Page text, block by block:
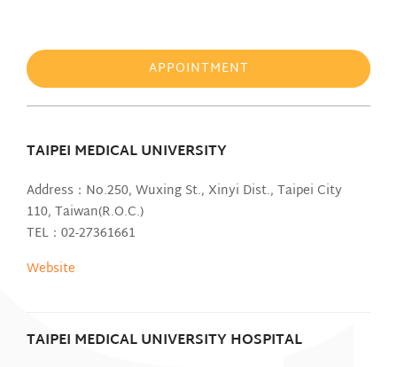
APPOINTMENT
TAIPEI MEDICAL UNIVERSITY
Address：No.250, Wuxing St., Xinyi Dist., Taipei City
110, Taiwan(R.O.C.)
TEL：02-27361661
Website
TAIPEI MEDICAL UNIVERSITY HOSPITAL